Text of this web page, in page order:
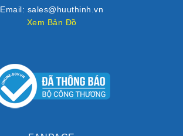
Email: sales@huuthinh.vn
Xem Bản Đồ